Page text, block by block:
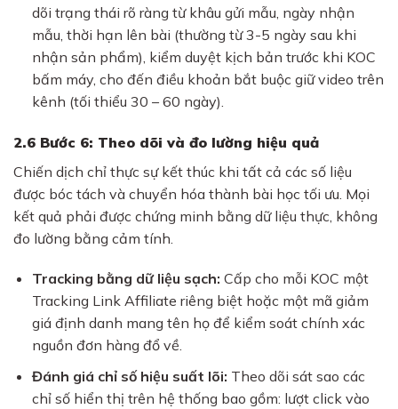
dõi trạng thái rõ ràng từ khâu gửi mẫu, ngày nhận
mẫu, thời hạn lên bài (thường từ 3-5 ngày sau khi
nhận sản phẩm), kiểm duyệt kịch bản trước khi KOC
bấm máy, cho đến điều khoản bắt buộc giữ video trên
kênh (tối thiểu 30 – 60 ngày).
2.6 Bước 6: Theo dõi và đo lường hiệu quả
Chiến dịch chỉ thực sự kết thúc khi tất cả các số liệu
được bóc tách và chuyển hóa thành bài học tối ưu. Mọi
kết quả phải được chứng minh bằng dữ liệu thực, không
đo lường bằng cảm tính.
Tracking bằng dữ liệu sạch: Cấp cho mỗi KOC một
Tracking Link Affiliate riêng biệt hoặc một mã giảm
giá định danh mang tên họ để kiểm soát chính xác
nguồn đơn hàng đổ về.
Đánh giá chỉ số hiệu suất lõi: Theo dõi sát sao các
chỉ số hiển thị trên hệ thống bao gồm: lượt click vào